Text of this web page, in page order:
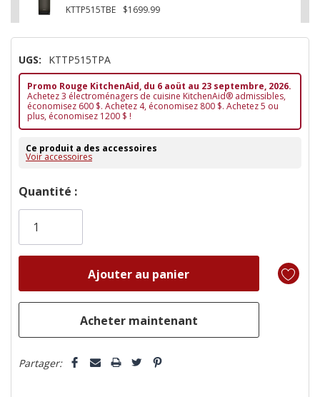
KTTP515TBE $1699.99
UGS: KTTP515TPA
Promo Rouge KitchenAid, du 6 aoüt au 23 septembre, 2026.
Achetez 3 électroménagers de cuisine KitchenAid® admissibles,
économisez 600 $. Achetez 4, économisez 800 $. Achetez 5 ou
plus, économisez 1200 $ !
Ce produit a des accessoires
Voir accessoires
Dépêchez-
vous!
plus
Quantité :
Partager: